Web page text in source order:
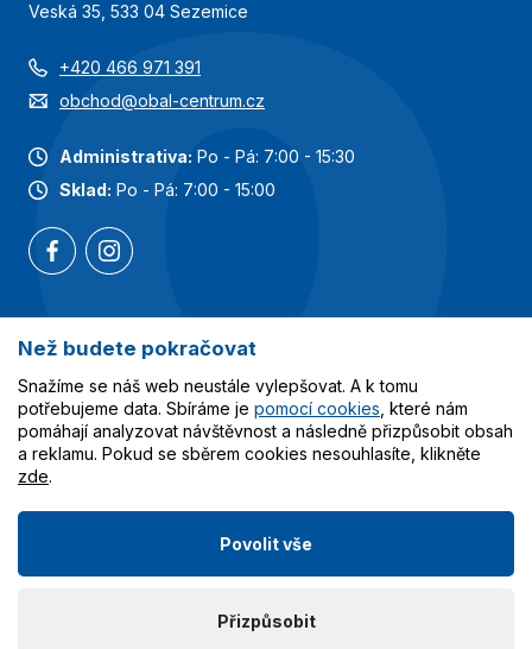
Veská 35, 533 04 Sezemice
+420 466 971 391
obchod@obal-centrum.cz
Administrativa: Po - Pá: 7:00 - 15:30
Sklad: Po - Pá: 7:00 - 15:00
Nejoblíbenější kategorie
Služby
Vše o nákupu
© 2023-2026 Obalcentrum.cz. Všechna práva vyhrazena.
Než budete pokračovat
Snažíme se náš web neustále vylepšovat. A k tomu
potřebujeme data. Sbíráme je pomocí cookies , které nám
pomáhají analyzovat návštěvnost a následně přizpůsobit obsah
a reklamu. Pokud se sběrem cookies nesouhlasíte, klikněte
zde.
Přizpůsobit
Povolit vše